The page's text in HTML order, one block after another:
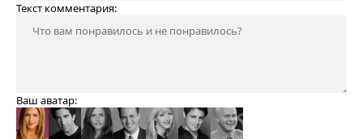
Текст комментария:
Ваш аватар: